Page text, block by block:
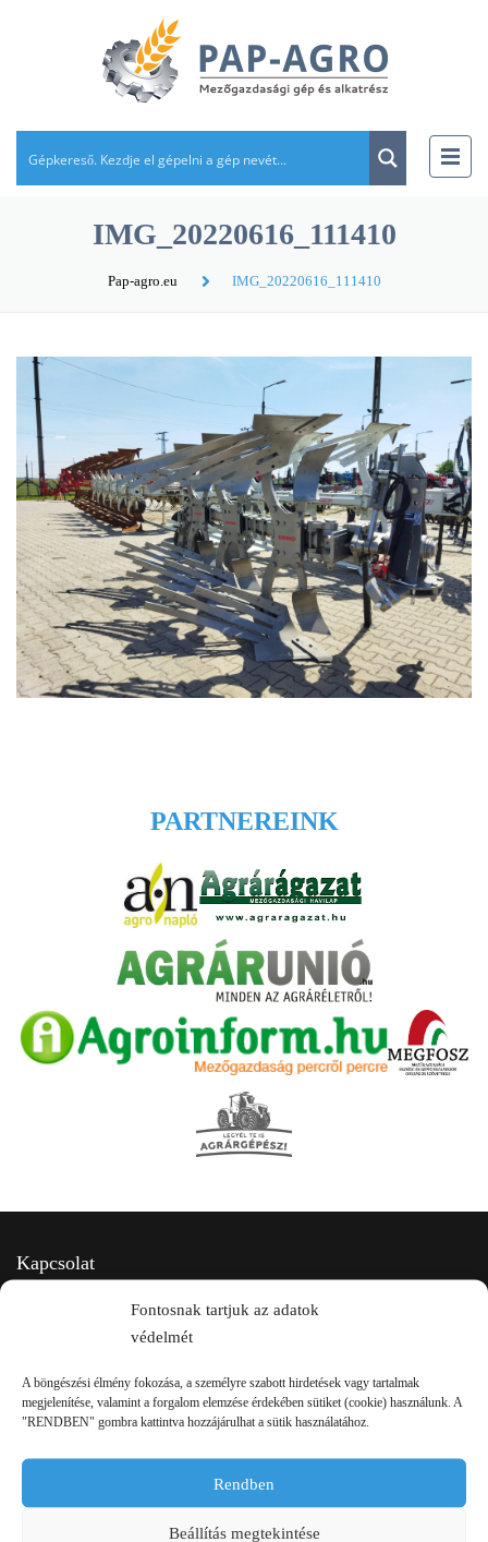
Fontosnak tartjuk az adatok
védelmét
A böngészési élmény fokozása, a személyre szabott hirdetések vagy tartalmak
megjelenítése, valamint a forgalom elemzése érdekében sütiket (cookie) használunk. A
"RENDBEN" gombra kattintva hozzájárulhat a sütik használatához.
Rendben
Beállítás megtekintése
IMG_20220616_111410
Pap-agro.eu IMG_20220616_111410
PARTNEREINK
Kapcsolat
+36 20 334 43 28